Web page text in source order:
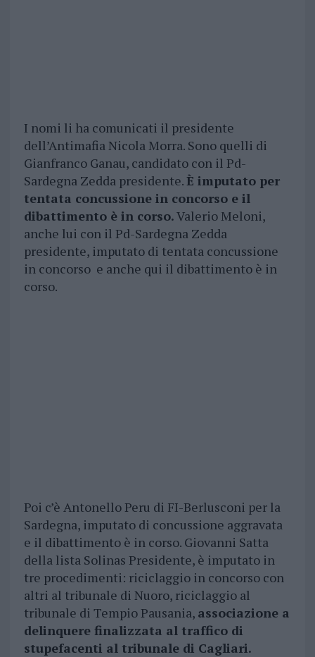
I nomi li ha comunicati il presidente
dell’Antimafia Nicola Morra. Sono quelli di
Gianfranco Ganau, candidato con il Pd-
Sardegna Zedda presidente.È imputato per
tentata concussione in concorso e il
dibattimento è in corso.Valerio Meloni,
anche lui con il Pd-Sardegna Zedda
presidente, imputato di tentata concussione
in concorso e anche qui il dibattimento è in
corso.
Poi c’è Antonello Peru di FI-Berlusconi per la
Sardegna, imputato di concussione aggravata
e il dibattimento è in corso. Giovanni Satta
della lista Solinas Presidente, è imputato in
tre procedimenti: riciclaggio in concorso con
altri al tribunale di Nuoro, riciclaggio al
tribunale di Tempio Pausania, associazione a
delinquere finalizzata al traffico di
stupefacenti al tribunale di Cagliari.